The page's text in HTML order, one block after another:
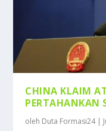
CHINA KLAIM
PERTAHANKAN
oleh Duta Formasi24|